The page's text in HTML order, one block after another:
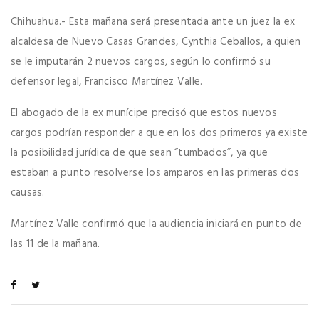
Chihuahua.- Esta mañana será presentada ante un juez la ex
alcaldesa de Nuevo Casas Grandes, Cynthia Ceballos, a quien
se le imputarán 2 nuevos cargos, según lo confirmó su
defensor legal, Francisco Martínez Valle.
El abogado de la ex munícipe precisó que estos nuevos
cargos podrían responder a que en los dos primeros ya existe
la posibilidad jurídica de que sean “tumbados”, ya que
estaban a punto resolverse los amparos en las primeras dos
causas.
Martínez Valle confirmó que la audiencia iniciará en punto de
las 11 de la mañana.